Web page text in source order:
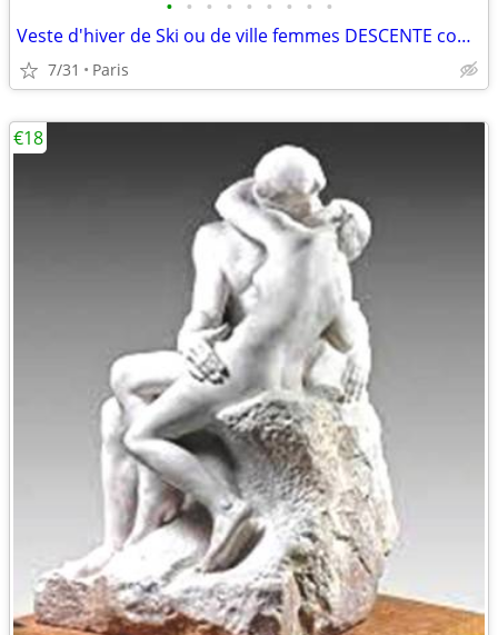
• • • • • • • • •
Veste d'hiver de Ski ou de ville femmes DESCENTE couleur gris perle
7/31 Paris
€18